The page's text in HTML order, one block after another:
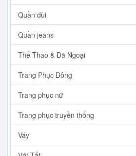
Quần đùi
Quần jeans
Thể Thao & Dã Ngoại
Trang Phục Đông
Trang phục nữ
Trang phục truyền thống
Váy